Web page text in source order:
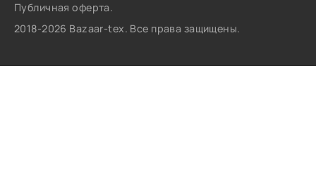
Публичная оферта.
2018-2026 Bazaar-tex. Все права защищены.